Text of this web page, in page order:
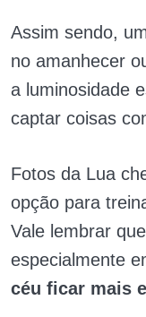
Assim sendo,
no amanhecer
a luminosidade
captar coisas
Fotos da Lua
opção para
Vale lembrar
especialmente
céu ficar mais